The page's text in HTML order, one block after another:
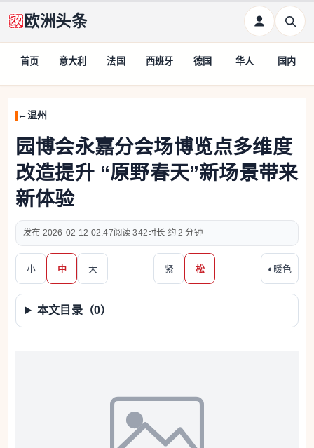
欧洲头条
首页 意大利 法国 西班牙 德国 华人 国内
温州
园博会永嘉分会场博览点多维度
改造提升 “原野春天”新场景带来
新体验
2026-02-12 02:47 342 约 2 分钟
小 中 大 紧 松 ◐ 暖色
本文目录（0）